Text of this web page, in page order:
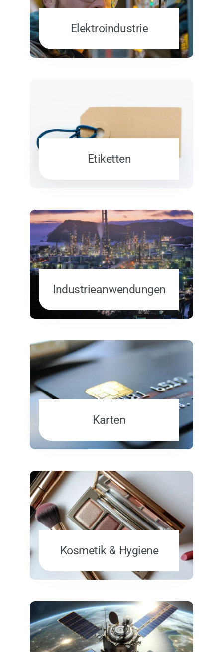
Elektroindustrie
Etiketten
Industrieanwendungen
Karten
Kosmetik & Hygiene